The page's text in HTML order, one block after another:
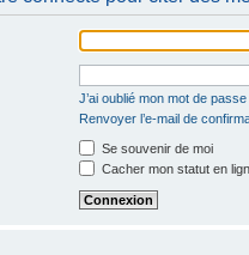
J’ai oublié mon mot de passe
Renvoyer l’e-mail de
Se souvenir de moi
Cacher mon statut en